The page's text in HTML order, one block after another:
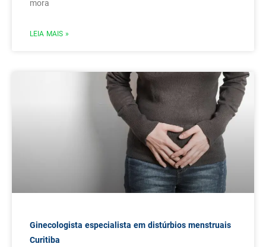
mora
LEIA MAIS »
Ginecologista especialista em distúrbios menstruais
Curitiba